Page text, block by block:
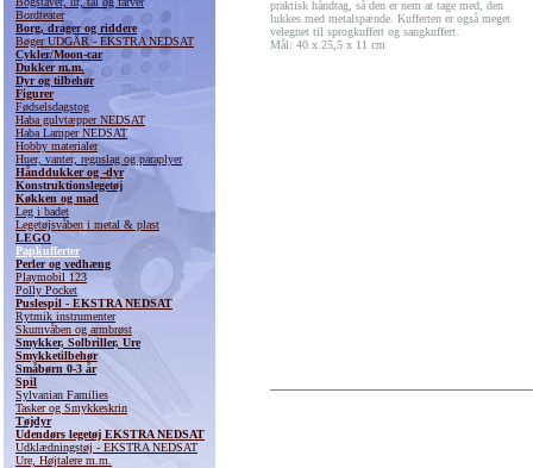
Bordteater
Borg, drager og riddere
Bøger UDGÅR - EKSTRA NEDSAT
Cykler/Moon-car
Dukker m.m.
Dyr og tilbehør
Figurer
Fødselsdagstog
Haba gulvtæpper NEDSAT
Haba Lamper NEDSAT
Hobby materialer
Huer, vanter, regnslag og paraplyer
Hånddukker og -dyr
Konstruktionslegetøj
Køkken og mad
Leg i badet
Legetøjsvåben i metal & plast
LEGO
Papkufferter
Perler og vedhæng
Playmobil 123
Polly Pocket
Puslespil - EKSTRA NEDSAT
Rytmik instrumenter
Skumvåben og armbrøst
Smykker, Solbriller, Ure
Smykketilbehør
Småbørn 0-3 år
Spil
Sylvanian Families
Tasker og Smykkeskrin
Tøjdyr
Udendørs legetøj EKSTRA NEDSAT
Udklædningstøj - EKSTRA NEDSAT
Ure, Højtalere m.m.
praktisk håndtag, så den er nem at tage med, den
lukkes med metalspænde. Kufferten er også meget
velegnet til sprogkuffert og sangkuffert.
Mål: 40 x 25,5 x 11 cm